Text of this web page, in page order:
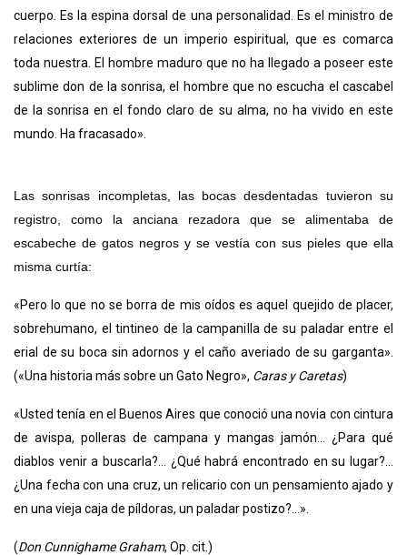
cuerpo. Es la espina dorsal de una personalidad. Es el ministro de
relaciones exteriores de un imperio espiritual, que es comarca
toda nuestra. El hombre maduro que no ha llegado a poseer este
sublime don de la sonrisa, el hombre que no escucha el cascabel
de la sonrisa en el fondo claro de su alma, no ha vivido en este
mundo. Ha fracasado».
Las sonrisas incompletas, las bocas desdentadas tuvieron su
registro, como la anciana rezadora que se alimentaba de
escabeche de gatos negros y se vestía con sus pieles que ella
misma curtía:
«Pero lo que no se borra de mis oídos es aquel quejido de placer,
sobrehumano, el tintineo de la campanilla de su paladar entre el
erial de su boca sin adornos y el caño averiado de su garganta».
(«Una historia más sobre un Gato Negro», Caras y Caretas)
«Usted tenía en el Buenos Aires que conoció una novia con cintura
de avispa, polleras de campana y mangas jamón... ¿Para qué
diablos venir a buscarla?... ¿Qué habrá encontrado en su lugar?...
¿Una fecha con una cruz, un relicario con un pensamiento ajado y
en una vieja caja de píldoras, un paladar postizo?...».
(Don Cunnighame Graham, Op. cit.)